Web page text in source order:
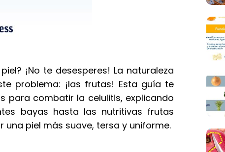
¡No te desesperes! La naturaleza
problema: ¡las frutas! Esta guía te
para combatir la celulitis, explicando
bayas hasta las nutritivas frutas
piel más suave, tersa y uniforme.